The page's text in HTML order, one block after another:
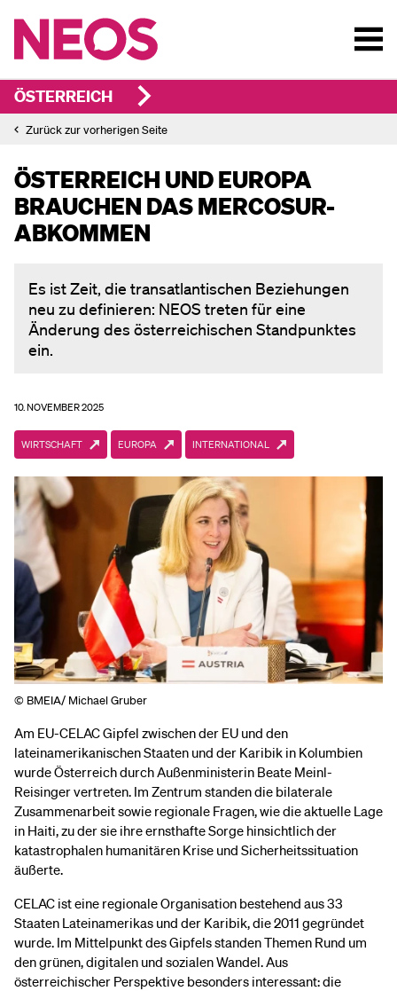
ÖSTERREICH
Zurück zur vorherigen Seite
ÖSTERREICH UND EUROPA
BRAUCHEN DAS MERCOSUR-
ABKOMMEN
Es ist Zeit, die transatlantischen Beziehungen
neu zu definieren: NEOS treten für eine
Änderung des österreichischen Standpunktes
ein.
10. NOVEMBER 2025
WIRTSCHAFT EUROPA INTERNATIONAL
© BMEIA/ Michael Gruber
Am EU-CELAC Gipfel zwischen der EU und den
lateinamerikanischen Staaten und der Karibik in Kolumbien
wurde Österreich durch Außenministerin Beate Meinl-
Reisinger vertreten. Im Zentrum standen die bilaterale
Zusammenarbeit sowie regionale Fragen, wie die aktuelle Lage
in Haiti, zu der sie ihre ernsthafte Sorge hinsichtlich der
katastrophalen humanitären Krise und Sicherheitssituation
äußerte.
CELAC ist eine regionale Organisation bestehend aus 33
Staaten Lateinamerikas und der Karibik, die 2011 gegründet
wurde. Im Mittelpunkt des Gipfels standen Themen Rund um
den grünen, digitalen und sozialen Wandel. Aus
österreichischer Perspektive besonders interessant: die